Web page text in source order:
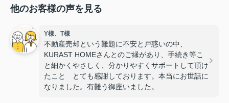
他のお客様の声を見る
Y様、T様
不動産売却という難題に不安と戸惑いの中、
KURAST HOMEさんとのご縁があり、手続き等こ
と細かくやさしく、分かりやすくサポートして頂け
たこと とても感謝しております。本当にお世話に
なりました。有難う御座いました。